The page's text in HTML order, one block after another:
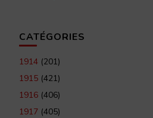
CATÉGORIES
1914 (201)
1915 (421)
1916 (406)
1917 (405)